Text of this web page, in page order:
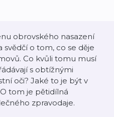
obrovského nasazení
o tom, co se děje
Co kvůli tomu musí
s obtížnými
oči? Jaké to je být v
tom je pětidílná
zpravodaje.